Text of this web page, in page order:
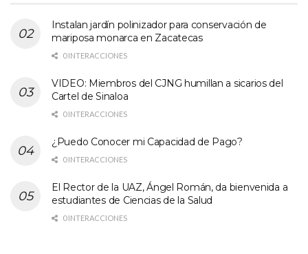
Instalan jardín polinizador para conservación de
mariposa monarca en Zacatecas
0 INTERACCIONES
VIDEO: Miembros del CJNG humillan a sicarios del
Cartel de Sinaloa
0 INTERACCIONES
¿Puedo Conocer mi Capacidad de Pago?
0 INTERACCIONES
El Rector de la UAZ, Ángel Román, da bienvenida a
estudiantes de Ciencias de la Salud
0 INTERACCIONES